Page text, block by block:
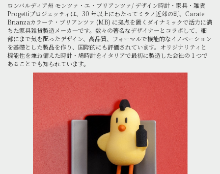
ロンバルディア州 モンツァ・エ・ブリアンツァ/ デザイン時計・家具・雑貨
Progettiプロジェッティは、30 年以上にわたってミラノ近郊の町、Carate
Brianzaカラーテ・ブリアンツァ (MB) に拠点を置くダイナミックで活力に満
ちた家具雑貨製造メーカ—です。数々の著名なデザイナーとコラボして、細
部にまで気を配ったデザイン、高品質、フォーマルで機能的なイノベーション
を基礎とした製品を作り、国際的にも評価されています。オリジナリティと
機能性を兼ね備えた時計・鳩時計をイタリアで最初に製造した会社の 1 つで
あることでも知られています。